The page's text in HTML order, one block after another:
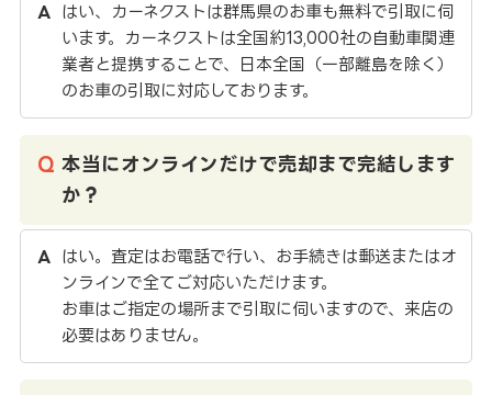
はい、カーネクストは群馬県のお車も無料で引取に伺
います。カーネクストは全国約13,000社の自動車関連
業者と提携することで、日本全国（一部離島を除く）
のお車の引取に対応しております。
本当にオンラインだけで売却まで完結します
か？
はい。査定はお電話で行い、お手続きは郵送またはオ
ンラインで全てご対応いただけます。
お車はご指定の場所まで引取に伺いますので、来店の
必要はありません。